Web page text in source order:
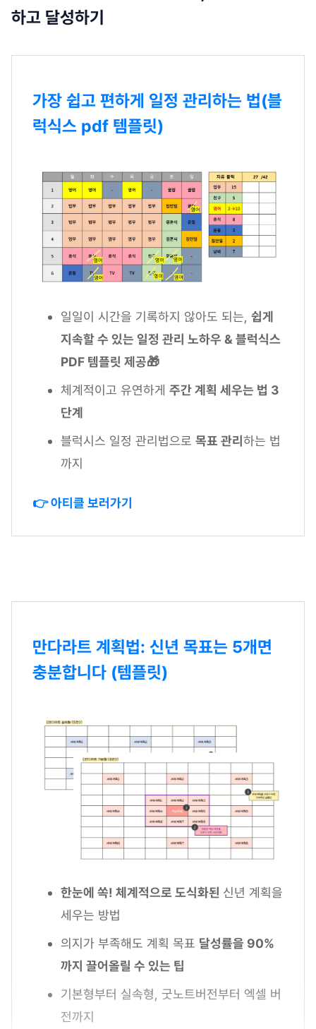
하고 달성하기
가장 쉽고 편하게 일정 관리하는 법(블
럭식스 pdf 템플릿)
일일이 시간을 기록하지 않아도 되는, 쉽게
지속할 수 있는 일정 관리 노하우 & 블럭식스
PDF 템플릿 제공🎁
체계적이고 유연하게 주간 계획 세우는 법 3
단계
블럭시스 일정 관리법으로 목표 관리 하는 법
까지
👉 아티클 보러가기
만다라트 계획법: 신년 목표는 5개면
충분합니다 (템플릿)
한눈에 쏙! 체계적으로 도식화된 신년 계획을
세우는 방법
의지가 부족해도 계획 목표 달성률을 90%
까지 끌어올릴 수 있는 팁
기본형부터 실속형, 굿노트버전부터 엑셀 버
전까지